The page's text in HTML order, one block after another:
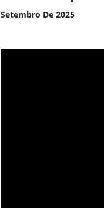
Setembro De 2025